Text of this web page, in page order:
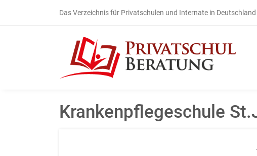
Das Verzeichnis für Privatschulen und Internate in Deutschland
Krankenpflegeschule